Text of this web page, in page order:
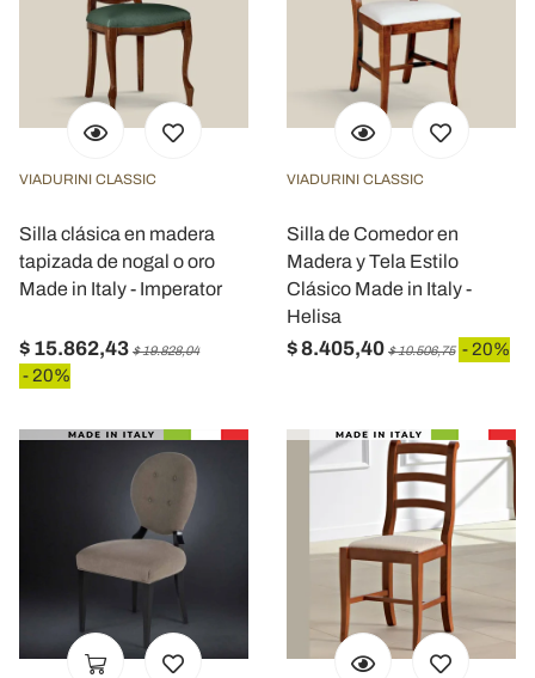
VIADURINI CLASSIC
Silla clásica en madera
tapizada de nogal o oro
Made in Italy - Imperator
$ 15.862,43 $ 19.828,04
- 20%
VIADURINI CLASSIC
Silla de Comedor en
Madera y Tela Estilo
Clásico Made in Italy -
Helisa
$ 8.405,40 $ 10.506,75 - 20%